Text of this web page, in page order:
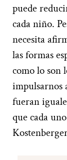
puede
cada niño.
necesita
las formas
comolo son
impulsarnos
fueran
quecada